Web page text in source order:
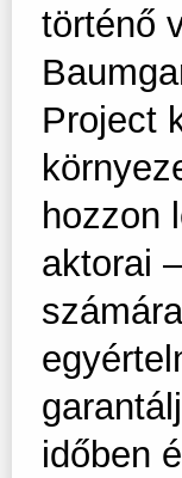
történő
Project
hozzon
aktorai
időben